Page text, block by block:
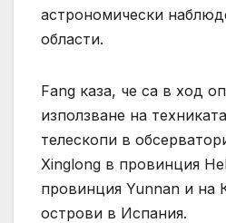
астрономически
области.
Fang каза, че са в ход
използване на
телескопи в
Xinglong в провинция
провинция Yunnan и на
острови в Испания.